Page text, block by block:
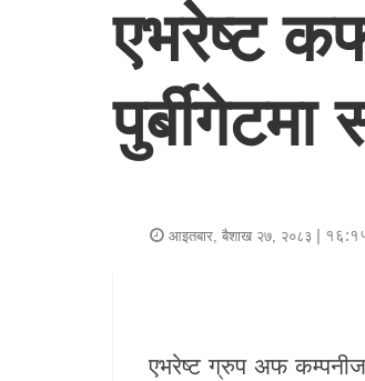
एभरेष्ट
आइतबार, बैशाख २७, २०८३ |
एभरेष्ट ग्रुप अफ